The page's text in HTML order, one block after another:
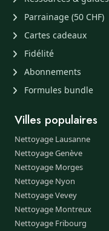
Parrainage (50 CHF)
Cartes cadeaux
Fidélité
Abonnements
Formules bundle
Villes populaires
Nettoyage Lausanne
Nettoyage Genève
Nettoyage Morges
Nettoyage Nyon
Nettoyage Vevey
Nettoyage Montreux
Nettoyage Fribourg